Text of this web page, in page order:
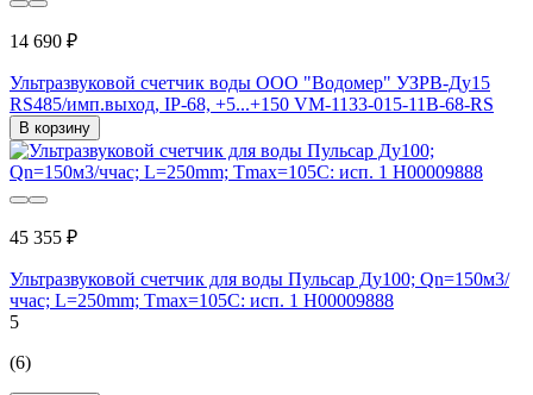
14 690 ₽
Ультразвуковой счетчик воды ООО "Водомер" УЗРВ-Ду15
RS485/имп.выход, IP-68, +5...+150 VM-1133-015-11B-68-RS
В корзину
45 355 ₽
Ультразвуковой счетчик для воды Пульсар Ду100; Qn=150м3/
ччac; L=250mm; Тmax=105С: исп. 1 Н00009888
5
(6)